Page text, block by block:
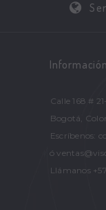
Información
Calle 168 #
Bogotá,
Escríbenos:
ó
Llámanos